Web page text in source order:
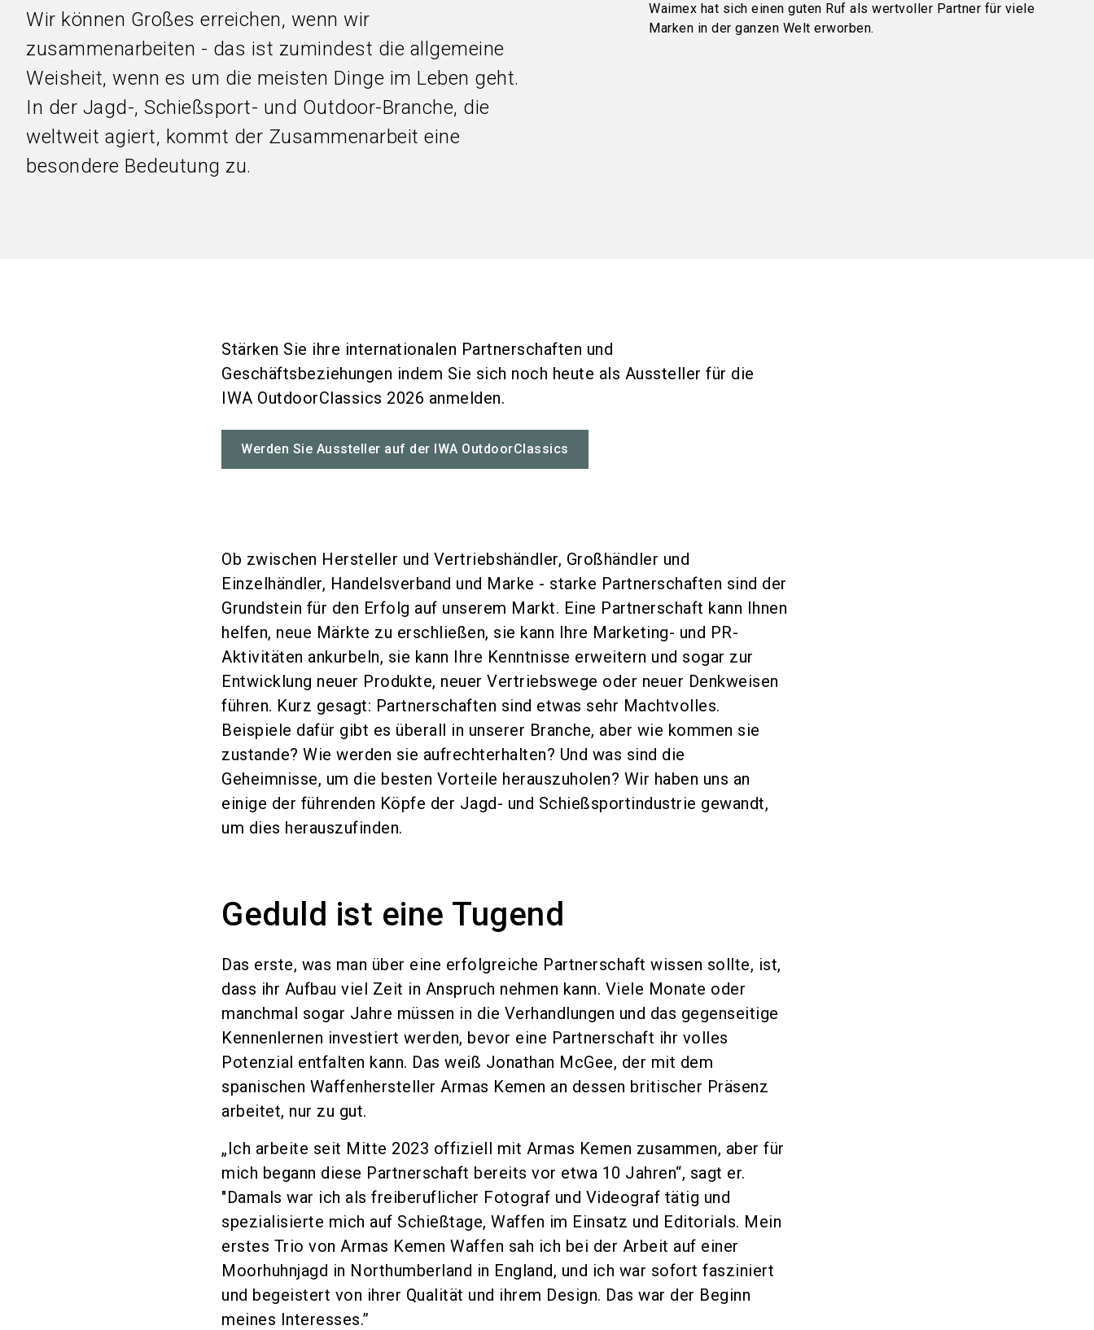
Wir können Großes erreichen, wenn wir
zusammenarbeiten - das ist zumindest die allgemeine
Weisheit, wenn es um die meisten Dinge im Leben geht.
In der Jagd-, Schießsport- und Outdoor-Branche, die
weltweit agiert, kommt der Zusammenarbeit eine
besondere Bedeutung zu.
Waimex hat sich einen guten Ruf als wertvoller Partner für viele
Marken in der ganzen Welt erworben.
Stärken Sie ihre internationalen Partnerschaften und
Geschäftsbeziehungen indem Sie sich noch heute als Aussteller für die
IWA OutdoorClassics 2026 anmelden.
Werden Sie Aussteller auf der IWA OutdoorClassics
Ob zwischen Hersteller und Vertriebshändler, Großhändler und
Einzelhändler, Handelsverband und Marke - starke Partnerschaften sind der
Grundstein für den Erfolg auf unserem Markt. Eine Partnerschaft kann Ihnen
helfen, neue Märkte zu erschließen, sie kann Ihre Marketing- und PR-
Aktivitäten ankurbeln, sie kann Ihre Kenntnisse erweitern und sogar zur
Entwicklung neuer Produkte, neuer Vertriebswege oder neuer Denkweisen
führen. Kurz gesagt: Partnerschaften sind etwas sehr Machtvolles.
Beispiele dafür gibt es überall in unserer Branche, aber wie kommen sie
zustande? Wie werden sie aufrechterhalten? Und was sind die
Geheimnisse, um die besten Vorteile herauszuholen? Wir haben uns an
einige der führenden Köpfe der Jagd- und Schießsportindustrie gewandt,
um dies herauszufinden.
Geduld ist eine Tugend
Das erste, was man über eine erfolgreiche Partnerschaft wissen sollte, ist,
dass ihr Aufbau viel Zeit in Anspruch nehmen kann. Viele Monate oder
manchmal sogar Jahre müssen in die Verhandlungen und das gegenseitige
Kennenlernen investiert werden, bevor eine Partnerschaft ihr volles
Potenzial entfalten kann. Das weiß Jonathan McGee, der mit dem
spanischen Waffenhersteller Armas Kemen an dessen britischer Präsenz
arbeitet, nur zu gut.
„Ich arbeite seit Mitte 2023 offiziell mit Armas Kemen zusammen, aber für
mich begann diese Partnerschaft bereits vor etwa 10 Jahren“, sagt er.
"Damals war ich als freiberuflicher Fotograf und Videograf tätig und
spezialisierte mich auf Schießtage, Waffen im Einsatz und Editorials. Mein
erstes Trio von Armas Kemen Waffen sah ich bei der Arbeit auf einer
Moorhuhnjagd in Northumberland in England, und ich war sofort fasziniert
und begeistert von ihrer Qualität und ihrem Design. Das war der Beginn
meines Interesses.”